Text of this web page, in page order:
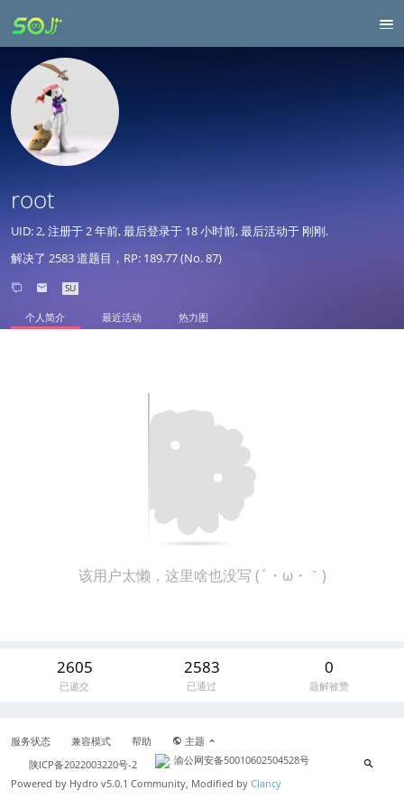
root
UID: 2, 注册于2 年前, 最后登录于 18 小时前, 最后活动于 刚刚.
解决了 2583 道题目，RP: 189.77 (No. 87)
SU
个人简介 最近活动 热力图
该用户太懒，这里啥也没写 (´・ω・｀)
2605
已递交
2583
已通过
0
题解被赞
服务状态 兼容模式 帮助
主题
陕ICP备2022003220号-2
渝公网安备50010602504528号
Powered by Hydro v5.0.1 Community, Modified byClancy